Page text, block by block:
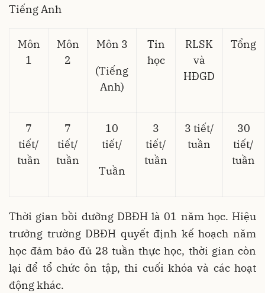
Tiếng Anh
Môn
1
Môn
2
Môn 3
(Tiếng
Anh)
Tin
học
RLSK
và
HĐGD
Tổng
7
tiết/
tuần
7
tiết/
tuần
10
tiết/
Tuần
3
tiết/
tuần
3 tiết/
tuần
30
tiết/
tuần
Thời gian bồi dưỡng DBĐH là 01 năm học. Hiệu
trưởng trường DBĐH quyết định kế hoạch năm
học đảm bảo đủ 28 tuần thực học, thời gian còn
lại để tổ chức ôn tập, thi cuối khóa và các hoạt
động khác.